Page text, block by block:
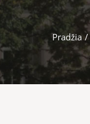
Pradžia /